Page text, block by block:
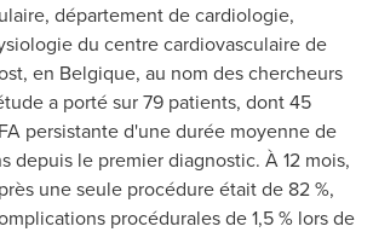
département de cardiologie,
du centre cardiovasculaire de
en Belgique, au nom des chercheurs
a porté sur 79 patients, dont 45
persistante d'une durée moyenne de
depuis le premier diagnostic. À 12 mois,
une seule procédure était de 82 %,
procédurales de 1,5 % lors de